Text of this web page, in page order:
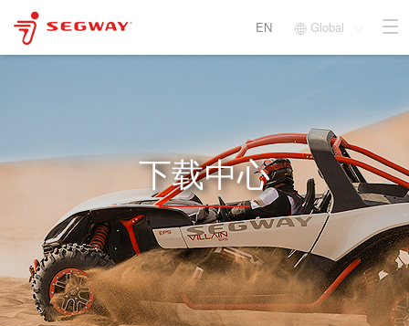
EN  Global 
下载中心